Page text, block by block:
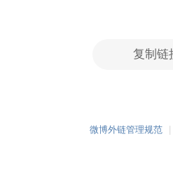
复制链
微博外链管理规范